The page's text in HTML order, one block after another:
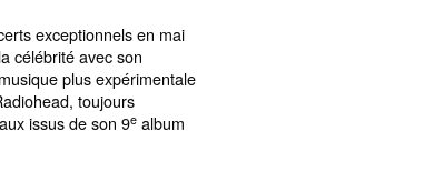
exceptionnels en mai
célébrité avec son
plus expérimentale
toujours
issus de son 9e album